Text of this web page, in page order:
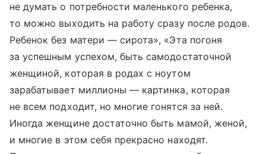
не думать о потребности маленького ребенка,
то можно выходить на работу сразу после родов.
Ребенок без матери — сирота», «Эта погоня
за успешным успехом, быть самодостаточной
женщиной, которая в родах с ноутом
зарабатывает миллионы — картинка, которая
не всем подходит, но многие гонятся за ней.
Иногда женщине достаточно быть мамой, женой,
и многие в этом себя прекрасно находят.